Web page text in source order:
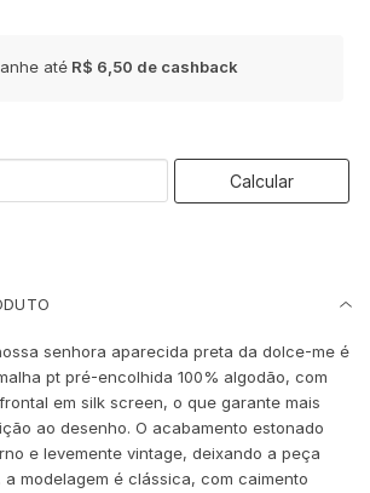
atéR$ 6,50 de cashback
Calcular
senhora aparecida preta da dolce-me é
pt pré-encolhida 100% algodão, com
em silk screen, o que garante mais
ao desenho. O acabamento estonado
e levemente vintage, deixando a peça
a modelagem é clássica, com caimento